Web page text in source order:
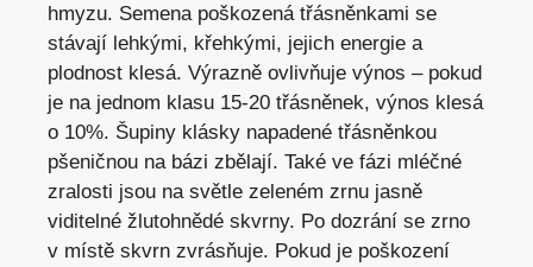
hmyzu. Semena poškozená třásněnkami se
stávají lehkými, křehkými, jejich energie a
plodnost klesá. Výrazně ovlivňuje výnos – pokud
je na jednom klasu 15-20 třásněnek, výnos klesá
o 10%. Šupiny klásky napadené třásněnkou
pšeničnou na bázi zbělají. Také ve fázi mléčné
zralosti jsou na světle zeleném zrnu jasně
viditelné žlutohnědé skvrny. Po dozrání se zrno
v místě skvrn zvrásňuje. Pokud je poškození